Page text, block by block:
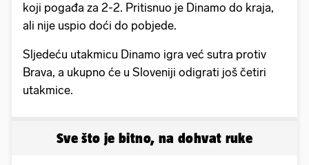
koji pogađa za 2-2. Pritisnuo je Dinamo do kraja,
ali nije uspio doći do pobjede.
Sljedeću utakmicu Dinamo igra već sutra protiv
Brava, a ukupno će u Sloveniji odigrati još četiri
utakmice.
Sve što je bitno, na dohvat ruke